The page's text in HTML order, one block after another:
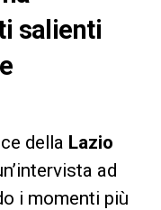
salienti
della Lazio
ad
i momenti più